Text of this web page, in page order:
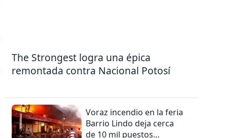
The Strongest logra una épica
remontada contra Nacional Potosí
Voraz incendio en la feria
Barrio Lindo deja cerca
de 10 mil puestos